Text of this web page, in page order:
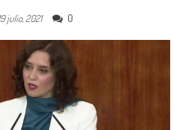
julio, 2021 0